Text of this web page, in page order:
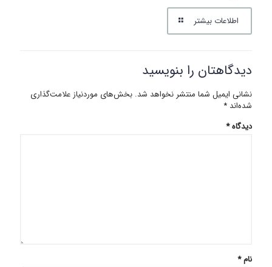
اطلاعات بیشتر
دیدگاهتان را بنویسید
نشانی ایمیل شما منتشر نخواهد شد. بخش‌های موردنیاز علامت‌گذاری
شده‌اند *
دیدگاه*
نام*